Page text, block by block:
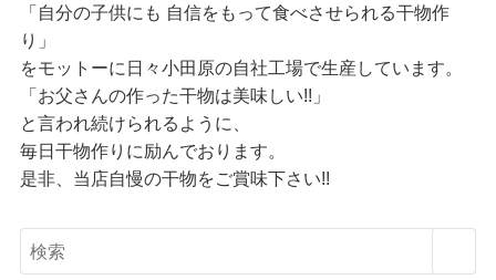
「自分の子供にも 自信をもって食べさせられる干物作
り」
をモットーに日々小田原の自社工場で生産しています。
「お父さんの作った干物は美味しい!!」
と言われ続けられるように、
毎日干物作りに励んでおります。
是非、当店自慢の干物をご賞味下さい!!